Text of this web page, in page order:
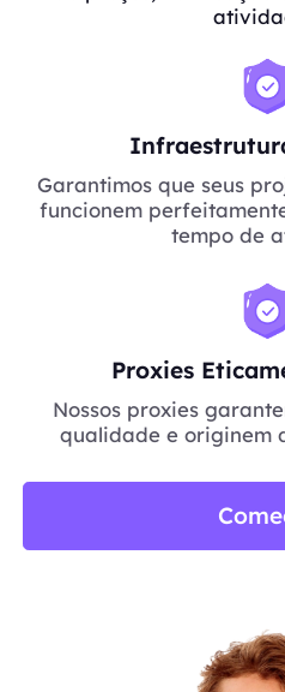
Garantimos que seus
funcionem
tempo de
Proxies
Nossos proxies
qualidade e originem